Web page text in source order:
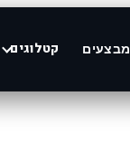
מבצעים קטלוגים